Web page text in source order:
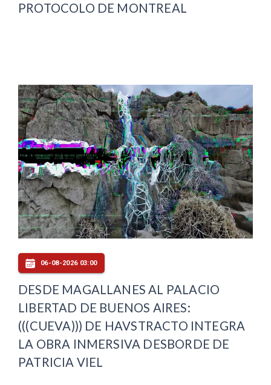
PROTOCOLO DE MONTREAL
06-08-2026 03:00
DESDE MAGALLANES AL PALACIO
LIBERTAD DE BUENOS AIRES:
(((CUEVA))) DE HAVSTRACTO INTEGRA
LA OBRA INMERSIVA DESBORDE DE
PATRICIA VIEL